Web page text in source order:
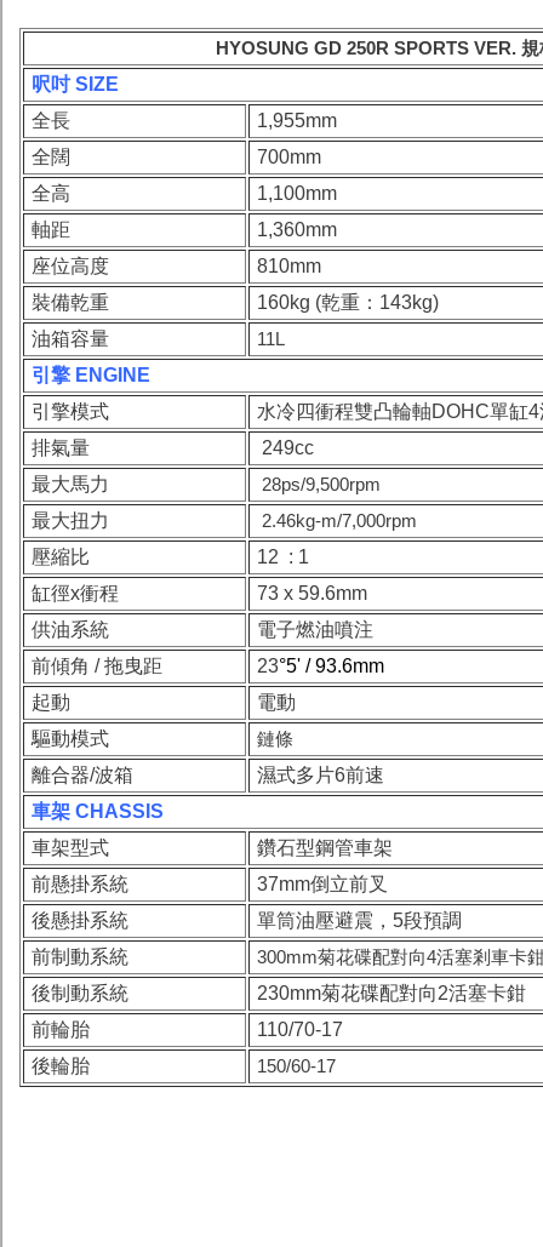
HYOSUNG GD 250R SPORTS VER. 規
呎吋 SIZE
全長
1,955mm
全闊
700mm
全高
1,100mm
軸距
1,360mm
座位高度
810mm
裝備乾重 160kg (乾重：143kg)
油箱容量
11L
引擎 ENGINE
引擎模式
水冷四衝程雙凸輪軸DOHC單缸
排氣量
249cc
最大馬力
28ps/9,500rpm
最大扭力
2.46kg-m/7,000rpm
壓縮比
12 : 1
缸徑x衝程
73 x 59.6mm
供油系統
電子燃油噴注
前傾角 / 拖曳距
23°5' / 93.6mm
起動
電動
驅動模式
鏈條
離合器/波箱
濕式多片6前速
車架 CHASSIS
車架型式
鑽石型鋼管車架
前懸掛系統
37mm倒立前叉
後懸掛系統
單筒油壓避震，5段預調
前制動系統
300mm菊花碟配對向4活塞剎車卡
後制動系統
230mm菊花碟配對向2活塞卡鉗
前輪胎
110/70-17
後輪胎
150/60-17